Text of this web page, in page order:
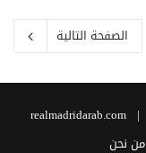
الصفحة التالية
من نحن